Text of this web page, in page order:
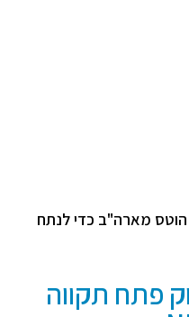
הוטס מארה"ב כדי לנתח
פתח תקווה